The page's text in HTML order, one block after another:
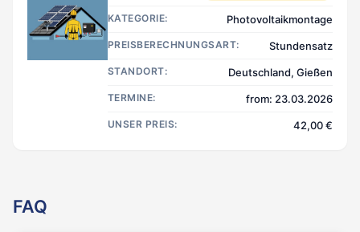
KATEGORIE: Photovoltaikmontage
PREISBERECHNUNGSART: Stundensatz
STANDORT: Deutschland, Gießen
TERMINE: from: 23.03.2026
UNSER PREIS: 42,00 €
FAQ